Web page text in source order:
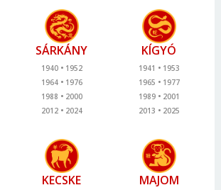
SÁRKÁNY
1940
1952
1964
1976
1988
2000
2012
2024
KÍGYÓ
1941
1953
1965
1977
1989
2001
2013
2025
KECSKE MAJOM